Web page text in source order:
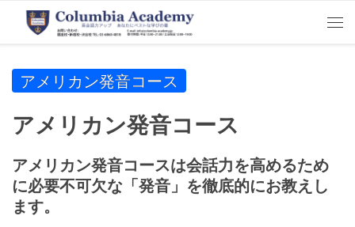
Skip to content
アメリカン発音コース
アメリカン発音コース
アメリカン発音コースは会話力を高めるため
に必要不可欠な「発音」を徹底的にお教えし
ます。